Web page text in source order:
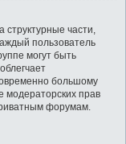
структурные части,
пользователь
могут быть
большому
модераторских прав
форумам.